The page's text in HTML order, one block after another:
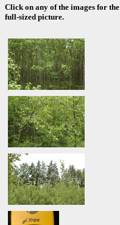
Click on any of the images for the
full-sized picture.